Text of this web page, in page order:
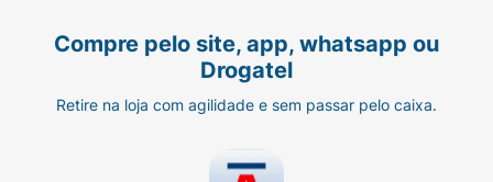
Compre pelo site, app, whatsapp ou
Drogatel
Retire na loja com agilidade e sem passar pelo caixa.